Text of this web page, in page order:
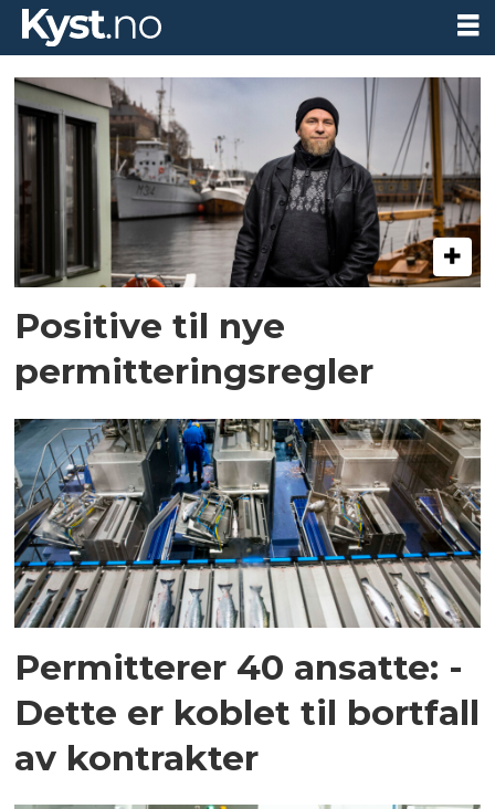
Tag:
permitteringer
Positive til nye
permitteringsregler
Permitterer 40 ansatte: -
Dette er koblet til bortfall
av kontrakter